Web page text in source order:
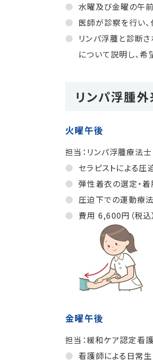
水曜及び金曜の午
医師が診察を行い
リンパ浮腫と診断
について説明し、
リンパ浮腫外
火曜午後
担当：リンパ浮腫療法士
セラピストによる圧
弾性着衣の選定・着
圧迫下での運動療法
費用 6,600円（税
金曜午後
担当：緩和ケア認定看
看護師による日常生